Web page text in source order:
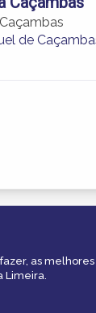
de
as melhores
Limeira.